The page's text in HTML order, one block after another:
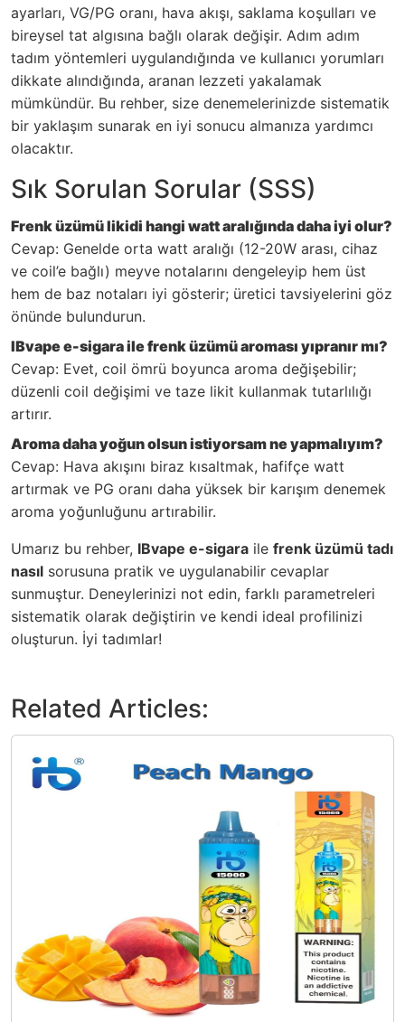
ayarları, VG/PG oranı, hava akışı, saklama koşulları ve
bireysel tat algısına bağlı olarak değişir. Adım adım
tadım yöntemleri uygulandığında ve kullanıcı yorumları
dikkate alındığında, aranan lezzeti yakalamak
mümkündür. Bu rehber, size denemelerinizde sistematik
bir yaklaşım sunarak en iyi sonucu almanıza yardımcı
olacaktır.
Sık Sorulan Sorular (SSS)
Frenk üzümü likidi hangi watt aralığında daha iyi olur?
Cevap: Genelde orta watt aralığı (12-20W arası, cihaz
ve coil’e bağlı) meyve notalarını dengeleyip hem üst
hem de baz notaları iyi gösterir; üretici tavsiyelerini göz
önünde bulundurun.
IBvape e-sigara ile frenk üzümü aroması yıpranır mı?
Cevap: Evet, coil ömrü boyunca aroma değişebilir;
düzenli coil değişimi ve taze likit kullanmak tutarlılığı
artırır.
Aroma daha yoğun olsun istiyorsam ne yapmalıyım?
Cevap: Hava akışını biraz kısaltmak, hafifçe watt
artırmak ve PG oranı daha yüksek bir karışım denemek
aroma yoğunluğunu artırabilir.
Umarız bu rehber, IBvape e-sigara ile frenk üzümü tadı
nasıl sorusuna pratik ve uygulanabilir cevaplar
sunmuştur. Deneylerinizi not edin, farklı parametreleri
sistematik olarak değiştirin ve kendi ideal profilinizi
oluşturun. İyi tadımlar!
Related Articles: